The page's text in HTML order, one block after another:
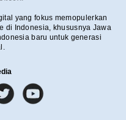
yang fokus memopulerkan
di Indonesia, khususnya Jawa
baru untuk generasi